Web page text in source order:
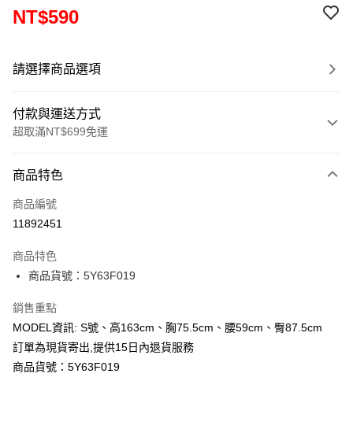
NT$590
請選擇商品選項
付款與運送方式
超取滿NT$699免運
信用卡一次付款
超商取貨付款
Apple Pay
Google Pay
運送方式
全家取貨付款
商品特色
商品編號
11892451
商品特色
商品貨號：5Y63F019
銷售重點
MODEL資訊: S號、高163cm、胸75.5cm、腰59cm、臀87.5cm
訂單為現貨寄出,提供15日內退貨服務
商品貨號：5Y63F019